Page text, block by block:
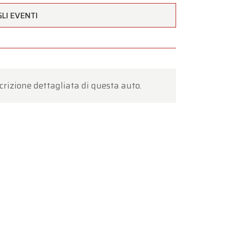
EVENTI
dettagliata di questa auto.
a